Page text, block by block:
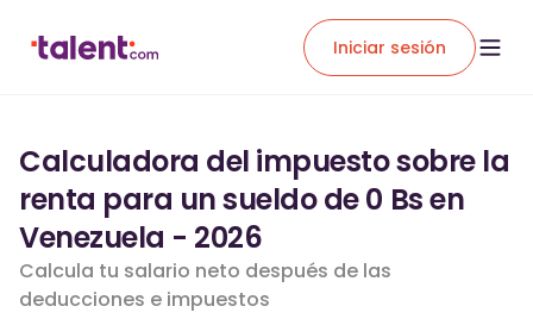
Iniciar sesión
Calculadora del impuesto sobre la
renta para un sueldo de 0 Bs en
Venezuela - 2026
Calcula tu salario neto después de las
deducciones e impuestos